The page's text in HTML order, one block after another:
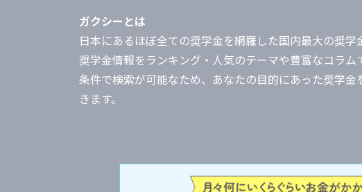
ガクシーとは
日本にあるほぼ全ての奨学金を網羅した国内最大の奨学
奨学金情報をランキング・人気のテーマや豊富なコラム
条件で検索が可能なため、あなたの目的にあった奨学金
きます。